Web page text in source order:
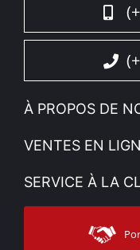
À PROPOS DE
L'entreprise
Voir nos actualités
Sitemap
VENTES EN
Mon compte
Moyens
SERVICE À LA
Contacter
Assistance aux